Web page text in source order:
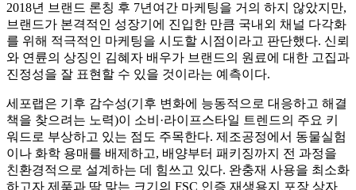
2018년 브랜드 론칭 후 7년여간 마케팅을 거의 하지 않았지만,
브랜드가 본격적인 성장기에 진입한 만큼 국내외 채널 다각화
를 위해 적극적인 마케팅을 시도할 시점이라고 판단했다. 신뢰
와 연륜의 상징인 김혜자 배우가 브랜드의 원료에 대한 고집과
진정성을 잘 표현할 수 있을 것이라는 예측이다.
세포랩은 기후 감수성(기후 변화에 능동적으로 대응하고 해결
책을 찾으려는 노력)이 소비·라이프스타일 트렌드의 주요 키
워드로 부상하고 있는 점도 주목한다. 제조공정에서 동물실험
이나 화학 용매를 배제하고, 배양부터 패키징까지 전 과정을
친환경적으로 설계하는 데 힘쓰고 있다. 완충재 사용을 최소화
하고자 제품과 딱 맞는 크기의 FSC 인증 재생용지 포장 상자